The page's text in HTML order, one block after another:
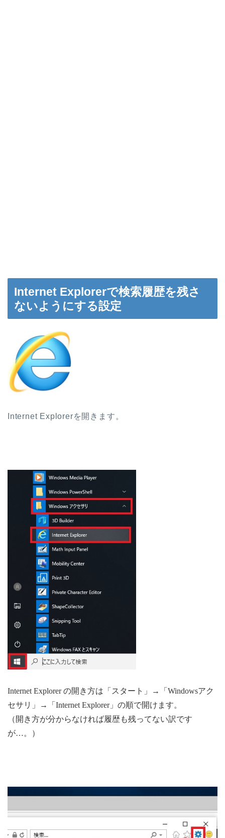
Internet Explorerで検索履歴を残さ
ないようにする設定
Internet Explorerを開きます。
Internet Explorer の開き方は「スタート」→「Windowsアク
セサリ」→「Internet Explorer」の順で開けます。
（開き方が分からなければ履歴も残ってない訳です
が…。）